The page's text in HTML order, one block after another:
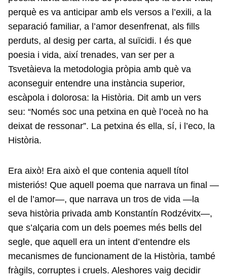
perquè es va anticipar amb els versos a l’exili, a la
separació familiar, a l’amor desenfrenat, als fills
perduts, al desig per carta, al suïcidi. I és que
poesia i vida, així trenades, van ser per a
Tsvetàieva la metodologia pròpia amb què va
aconseguir entendre una instància superior,
escàpola i dolorosa: la Història. Dit amb un vers
seu: “Només soc una petxina en què l’oceà no ha
deixat de ressonar”. La petxina és ella, sí, i l’eco, la
Història.
Era això! Era això el que contenia aquell títol
misteriós! Que aquell poema que narrava un final —
el de l’amor—, que narrava un tros de vida —la
seva història privada amb Konstantín Rodzévitx—,
que s’alçaria com un dels poemes més bells del
segle, que aquell era un intent d’entendre els
mecanismes de funcionament de la Història, també
fràgils, corruptes i cruels. Aleshores vaig decidir